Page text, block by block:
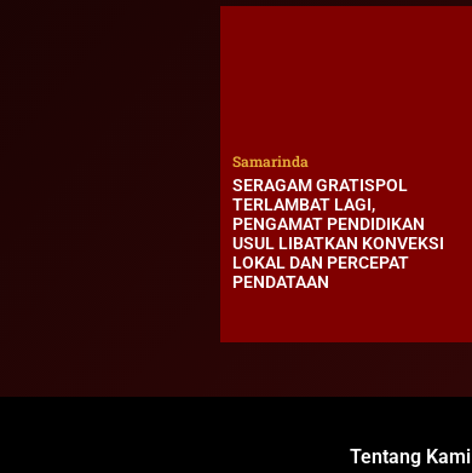
Samarinda
SERAGAM GRATISPOL
TERLAMBAT LAGI,
PENGAMAT PENDIDIKAN
USUL LIBATKAN KONVEKSI
LOKAL DAN PERCEPAT
PENDATAAN
Tentang Kami